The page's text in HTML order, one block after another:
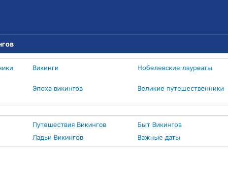
Викинги Нобелевские лауреаты
Эпоха викингов Великие путешественники
Путешествия Викингов Быт Викингов
Ладьи Викингов Важные даты